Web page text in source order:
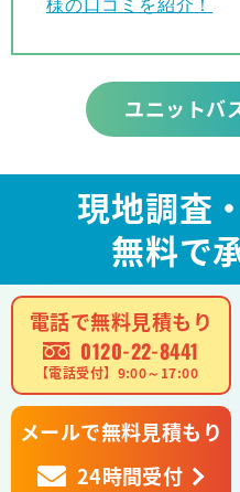
様の口コミを紹介！
ユニットバ
現地調査
無料で
電話で無料見積もり
0120-22-8441
【電話受付】9:00～17:00
メールで無料見積もり
24時間受付